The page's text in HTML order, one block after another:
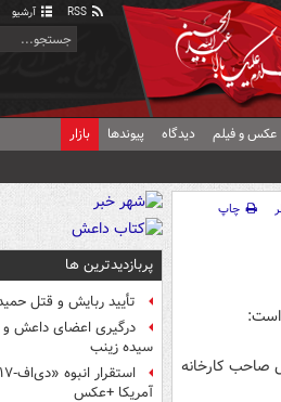
آرشیو
عکس و فیلم دیدگاه پیوندها بازار
چاپ
است:
صاحب کارخانه
پربازدیدترین ها
تأیید ربایش و قتل
درگیری اعضای داعش و
سیده زینب
آمریکا +عکس